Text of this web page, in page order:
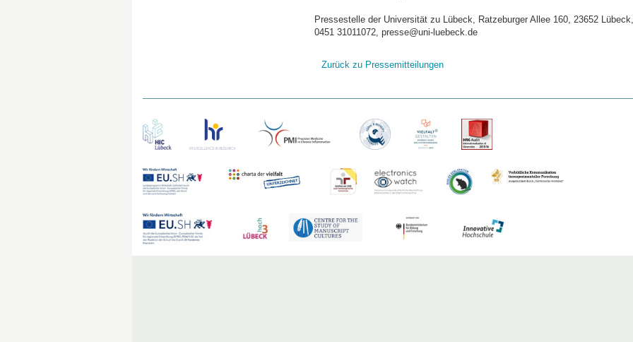
Pressestelle der Universität zu Lübeck, Ratzeburger Allee 160, 23652 Lübeck,
0451 31011072, presse@uni-luebeck.de
Zurück zu Pressemitteilungen